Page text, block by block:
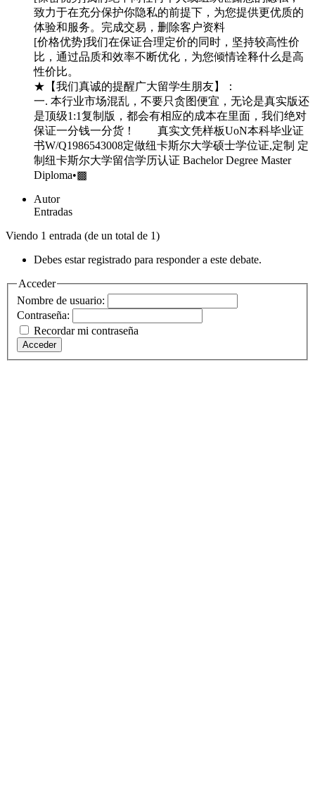
致力于在充分保护你隐私的前提下，为您提供更优质的
体验和服务。完成交易，删除客户资料
[价格优势]我们在保证合理定价的同时，坚持较高性价
比，通过品质和效率不断优化，为您倾情诠释什么是高
性价比。
★【我们真诚的提醒广大留学生朋友】：
一. 本行业市场混乱，不要只贪图便宜，无论是真实版还
是顶级1:1复制版，都会有相应的成本在里面，我们绝对
保证一分钱一分货！ 真实文凭样板UoN本科毕业证
书W/Q1986543008定做纽卡斯尔大学硕士学位证,定制 定
制纽卡斯尔大学留信学历认证 Bachelor Degree Master
Diploma•▩
Autor
Entradas
Viendo 1 entrada (de un total de 1)
Debes estar registrado para responder a este debate.
Acceder
Nombre de usuario:
Contraseña:
Recordar mi contraseña
Acceder